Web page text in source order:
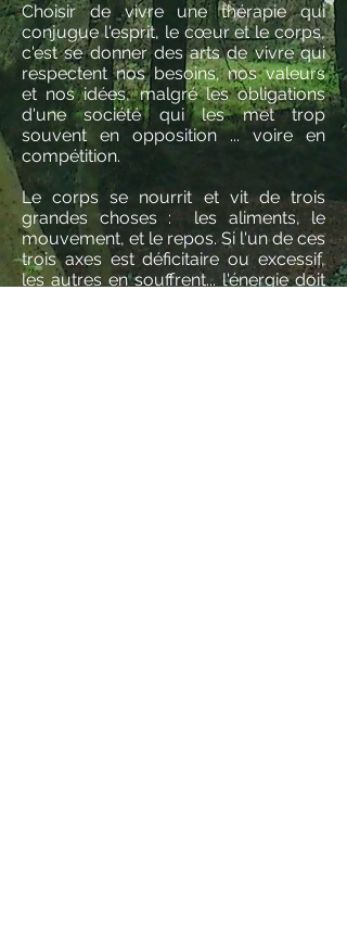
Choisir de vivreune thérapie qui
conjugue l'esprit, le cœur et le corps,
c'est se donner des arts de vivre qui
respectent nos besoins, nos valeurs
et nos idées, malgré les obligations
d'une société qui les met trop
souvent en opposition ... voire en
compétition.
Le corps se nourrit et vit de trois
grandes choses : les aliments, le
mouvement, et le repos. Si l'un de ces
trois axes est déficitaire ou excessif,
les autres en souffrent... l'énergie doit